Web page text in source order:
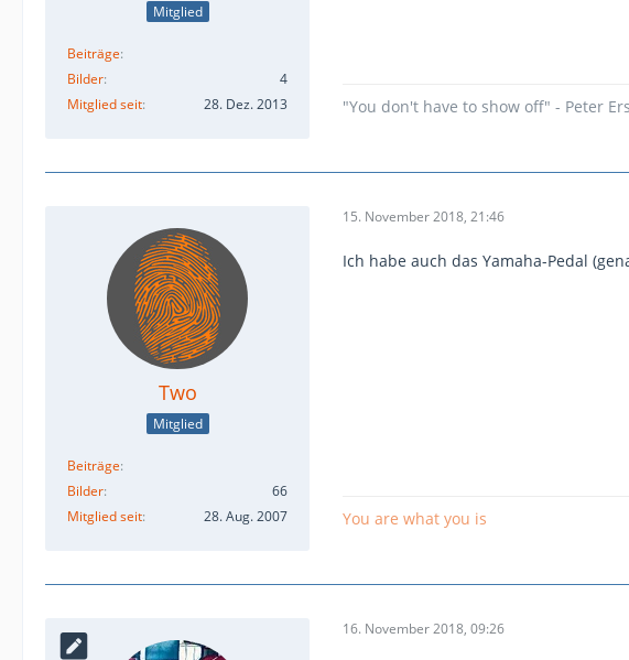
Mitglied
Beiträge
Bilder
4
Mitglied seit
28. Dez. 2013 "You don't have to show off" - Peter
Two
Mitglied
Beiträge
Bilder
66
Mitglied seit
28. Aug. 2007
15. November 2018, 21:46
Ich habe auch das Yamaha-Pedal
You are what you is
16. November 2018, 09:26